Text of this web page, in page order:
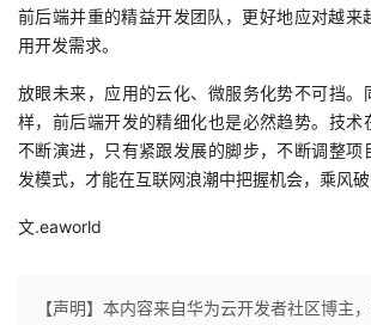
前后端并重的精益开发团队，更好地应对越来
用开发需求。
放眼未来，应用的云化、微服务化势不可挡。
样，前后端开发的精细化也是必然趋势。技术
不断演进，只有紧跟发展的脚步，不断调整项
发模式，才能在互联网浪潮中把握机会，乘风破
文.eaworld
【声明】本内容来自华为云开发者社区博主